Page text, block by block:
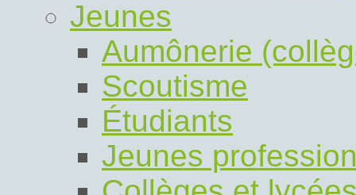
Jeunes
Aumônerie
Scoutisme
Étudiants
Jeunes